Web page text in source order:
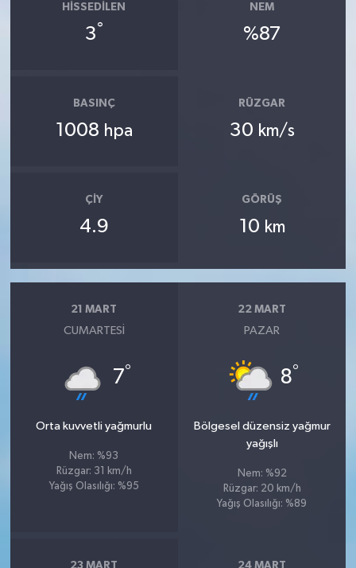
HISSEDILEN
3°
NEM
%87
BASINÇ
1008 hpa
RÜZGAR
30 km/s
ÇIY
4.9
GÖRÜŞ
10 km
21 MART
CUMARTESI
7°
Orta kuvvetli yağmurlu
Nem: %93
Rüzgar: 31 km/h
Yağış Olasılığı: %95
22 MART
PAZAR
8°
Bölgesel düzensiz yağmur
yağışlı
Nem: %92
Rüzgar: 20 km/h
Yağış Olasılığı: %89
23 MART 24 MART